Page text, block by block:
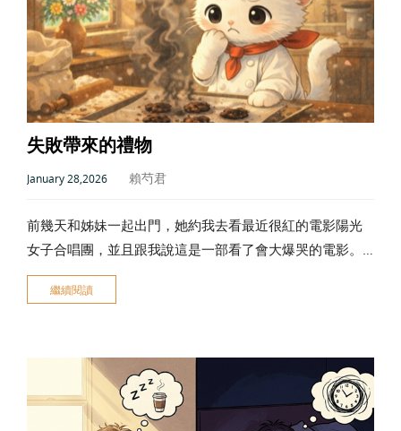
失敗帶來的禮物
January 28,2026 賴芍君
前幾天和姊妹一起出門，她約我去看最近很紅的電影陽光
女子合唱團，並且跟我說這是一部看了會大爆哭的電影。
在電影的一開始，我單純抱著欣賞以及放鬆的角度在觀
看，我仔細的感受著每一個人物的刻畫還有內心世界，以
繼續閱讀